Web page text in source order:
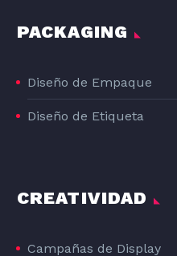
PACKAGING
Diseño de Empaque
Diseño de Etiqueta
CREATIVIDAD
Campañas de Display